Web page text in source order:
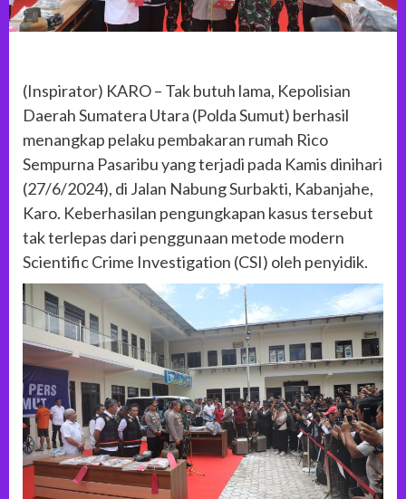
(Inspirator) KARO – Tak butuh lama, Kepolisian
Daerah Sumatera Utara (Polda Sumut) berhasil
menangkap pelaku pembakaran rumah Rico
Sempurna Pasaribu yang terjadi pada Kamis dinihari
(27/6/2024), di Jalan Nabung Surbakti, Kabanjahe,
Karo. Keberhasilan pengungkapan kasus tersebut
tak terlepas dari penggunaan metode modern
Scientific Crime Investigation (CSI) oleh penyidik.